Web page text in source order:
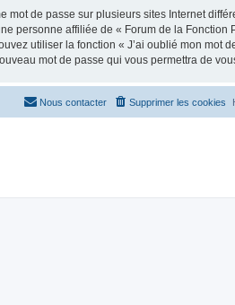
de passe sur plusieurs sites Internet
personne affiliée de « Forum de la Fonction
utiliser la fonction « J’ai oublié mon mot
mot de passe qui vous permettra de
Supprimer les cookies
Nous contacter